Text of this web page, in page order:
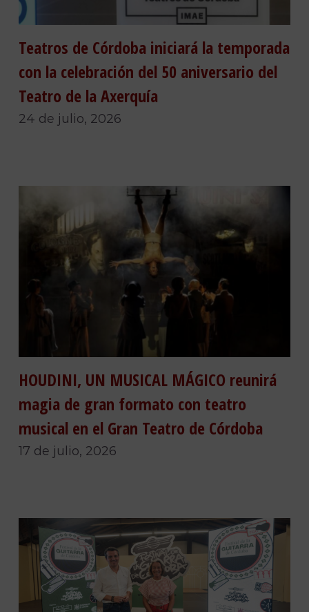
Teatros de Córdoba iniciará la temporada
con la celebración del 50 aniversario del
Teatro de la Axerquía
24 de julio, 2026
HOUDINI, UN MUSICAL MÁGICO reunirá
magia de gran formato con teatro
musical en el Gran Teatro de Córdoba
17 de julio, 2026